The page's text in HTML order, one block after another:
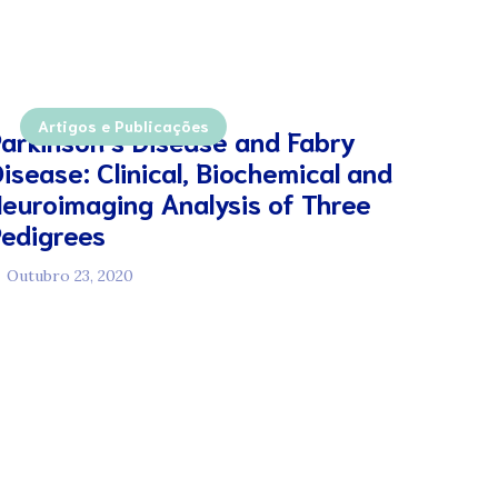
Artigos e PublicaçõesDisease and Fabry
Clinical, Biochemical and
Analysis of Three
Outubro 23, 2020